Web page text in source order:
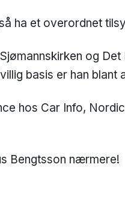
ha et overordnet
og
basis er han blant
hos Car Info,
Bengtsson nærmere!